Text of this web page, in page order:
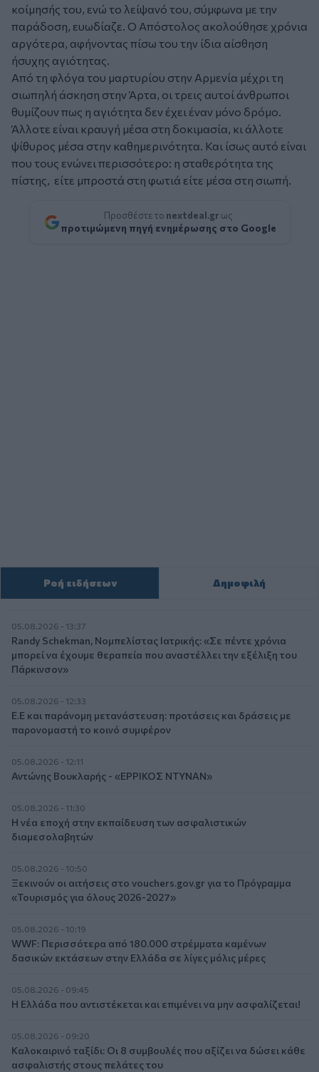
κοίμησής του, ενώ το λείψανό του, σύμφωνα με την
παράδοση, ευωδίαζε. Ο Απόστολος ακολούθησε χρόνια
αργότερα, αφήνοντας πίσω του την ίδια αίσθηση
ήσυχης αγιότητας.
Από τη φλόγα του μαρτυρίου στην Αρμενία μέχρι τη
σιωπηλή άσκηση στην Άρτα, οι τρεις αυτοί άνθρωποι
θυμίζουν πως η αγιότητα δεν έχει έναν μόνο δρόμο.
Άλλοτε είναι κραυγή μέσα στη δοκιμασία, κι άλλοτε
ψίθυρος μέσα στην καθημερινότητα. Και ίσως αυτό είναι
που τους ενώνει περισσότερο: η σταθερότητα της
πίστης, είτε μπροστά στη φωτιά είτε μέσα στη σιωπή.
Προσθέστε το nextdeal.gr ως
προτιμώμενη πηγή ενημέρωσης στο Google
Ροή ειδήσεων Δημοφιλή
05.08.2026 - 13:37
Randy Schekman, Νομπελίστας Ιατρικής: «Σε πέντε χρόνια
μπορεί να έχουμε θεραπεία που αναστέλλει την εξέλιξη του
Πάρκινσον»
05.08.2026 - 12:33
Ε.Ε και παράνομη μετανάστευση: προτάσεις και δράσεις με
παρονομαστή το κοινό συμφέρον
05.08.2026 - 12:11
Αντώνης Βουκλαρής - «ΕΡΡΙΚΟΣ ΝΤΥΝΑΝ»
05.08.2026 - 11:30
Η νέα εποχή στην εκπαίδευση των ασφαλιστικών
διαμεσολαβητών
05.08.2026 - 10:50
Ξεκινούν οι αιτήσεις στο vouchers.gov.gr για το Πρόγραμμα
«Τουρισμός για όλους 2026-2027»
05.08.2026 - 10:19
WWF: Περισσότερα από 180.000 στρέμματα καμένων
δασικών εκτάσεων στην Ελλάδα σε λίγες μόλις μέρες
05.08.2026 - 09:45
Η Ελλάδα που αντιστέκεται και επιμένει να μην ασφαλίζεται!
05.08.2026 - 09:20
Καλοκαιρινό ταξίδι: Οι 8 συμβουλές που αξίζει να δώσει κάθε
ασφαλιστής στους πελάτες του